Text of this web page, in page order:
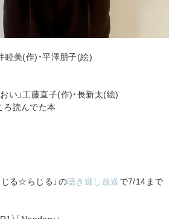
睦美(作)・平澤朋子(絵)
い」工藤直子(作)・長新太(絵)
読んでた本
る☆らじる」の聴き逃し放送で7/14まで